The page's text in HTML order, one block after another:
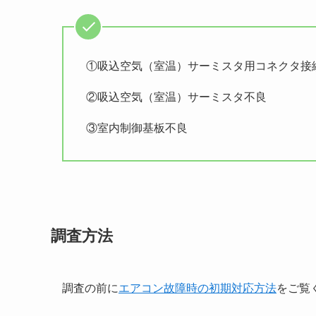
①吸込空気（室温）サーミスタ用コネクタ接
②吸込空気（室温）サーミスタ不良
③室内制御基板不良
調査方法
調査の前にエアコン故障時の初期対応方法をご覧